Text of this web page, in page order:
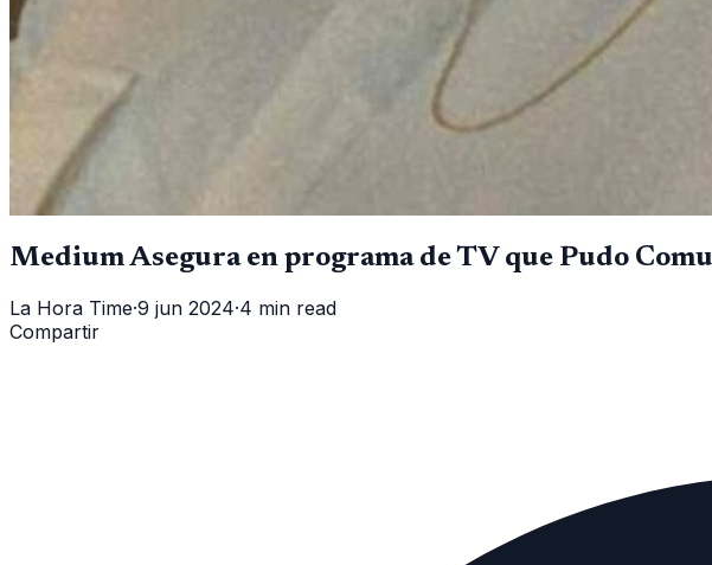
Medium Asegura en programa de TV que Pudo
La Hora Time·9 jun 2024·4 min read
Compartir